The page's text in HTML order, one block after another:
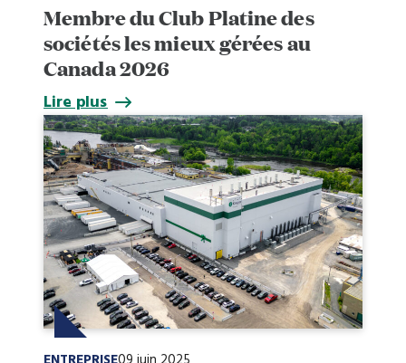
Membre du Club Platine des
sociétés les mieux gérées au
Canada 2026
Lire plus